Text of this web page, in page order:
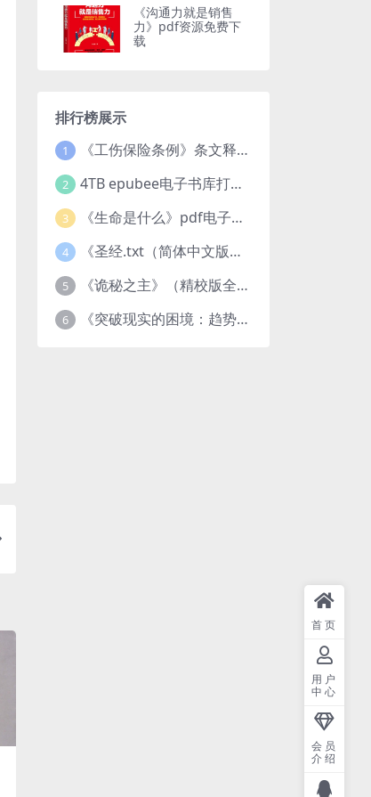
《沟通力就是销售
力》pdf资源免费下
载
排行榜展示
1 《工伤保险条例》条文释义及案例分析pdf下载
2 4TB epubee电子书库打包下载
3 《生命是什么》pdf电子书下载
4 《圣经.txt（简体中文版）》作者：基督教译者：中国基督教协会
5 《诡秘之主》（精校版全本）作者：爱潜水的乌贼txt
6 《突破现实的困境：趋势、禀赋与企业家的大战略》pdf图书下载
首页
用户
中心
会员
介绍